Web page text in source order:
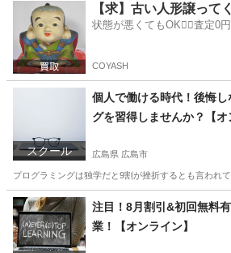
宇都宮市 プログラミング 興味
【求】古い人形譲って
状態が悪くてもOK🙆‍♀️査定0
COYASH
スクール
個人で働ける時代！後悔
グを習得しませんか？【
広島県 広島市
プログラミングは独学だと9割が挫折するとも言われ
広島 広島市 プログラミング トランペッ
注目！8月割引&初回無料
業！【オンライン】